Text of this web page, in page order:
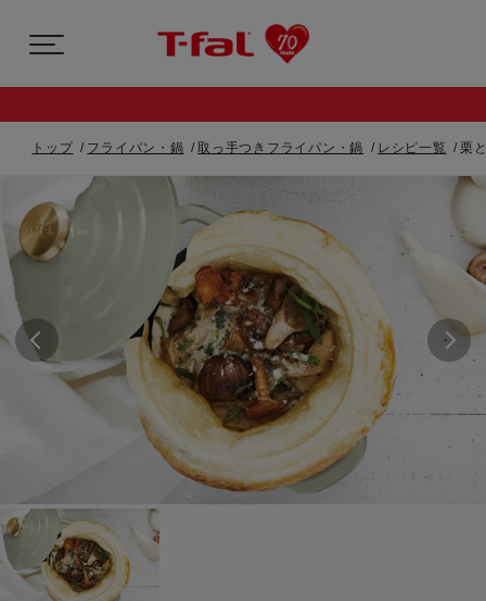
トップ フライパン・鍋 取っ手つきフライパン・鍋 レシピ一覧 栗